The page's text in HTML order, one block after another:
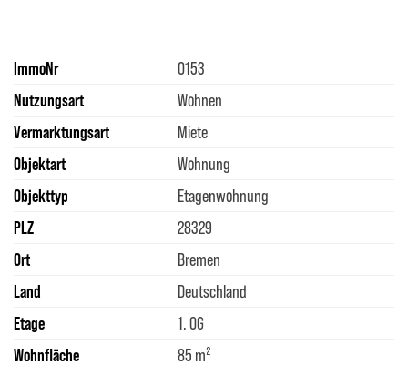
ImmoNr
0153
Nutzungsart
Wohnen
Vermarktungsart
Miete
Objektart
Wohnung
Objekttyp
Etagenwohnung
PLZ
28329
Ort
Bremen
Land
Deutschland
Etage
1. OG
Wohnfläche
85 m²